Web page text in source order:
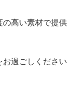
の高い素材で提供
過ごしください